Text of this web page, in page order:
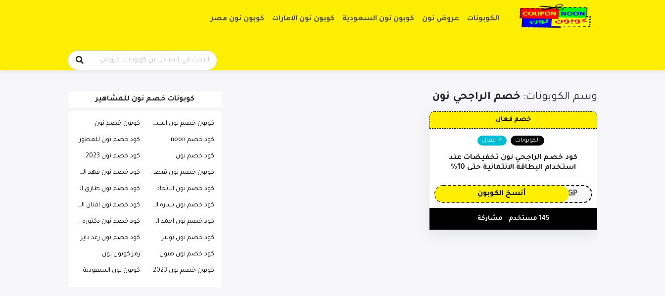
الكوبونات عروض نون كوبون نون السعودية كوبون نون الامارات كوبون نون مصر
وسم الكوبونات: خصم الراجحي نون
خصم فعال
الكوبونات فعال
كود خصم الراجحي نون تخفيضات عند
استخدام البطاقة الائتمانية حتى 10%
3GP أنسخ الكوبون
145 مستخدم مشاركة
كوبونات خصم نون للمشاهير
كوبون خصم نون السعودية كوبون خصم نون
كود خصم noon كود خصم نون للعطور
كود خصم نون كود خصم نون 2023
كوبون خصم نون فيصل السيف كود خصم نون فهد العرادي
كود خصم نون الاتحاد كود خصم نون طارق الحربي
كود خصم نون ساره الودعاني كود خصم نون افنان الباتل
كود خصم نون احمد البارقي كود خصم نون دكتوره خلود
كود خصم نون تويتر كود خصم نون رغد دايز
كود خصم نون هيون رمز كوبون نون
كوبون خصم نون 2023 كوبون نون السعودية